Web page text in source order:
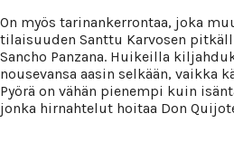
On myös tarinankerrontaa, joka
tilaisuuden Santtu Karvosen
Sancho Panzana. Huikeilla
nousevansa aasin selkään, vaikka
Pyörä on vähän pienempi kuin
jonka hirnahtelut hoitaa Don